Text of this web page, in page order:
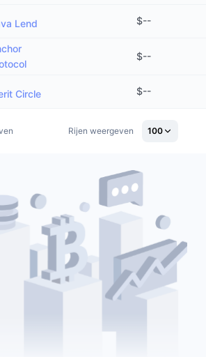
Lend $--
$--
Circle $--
Rijen weergeven 100